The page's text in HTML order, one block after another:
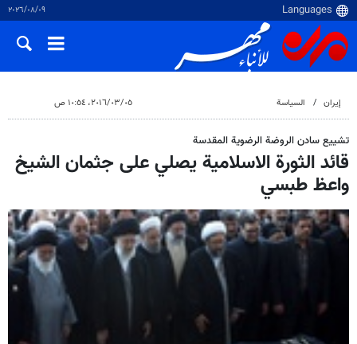
٠٩‏/٠٨‏/٢٠٢٦
إيران السياسة ٠٥‏/٠٣‏/٢٠١٦، ١٠:٥٤ ص
تشييع سادن الروضة الرضوية المقدسة
قائد الثورة الاسلامية يصلي على جثمان الشيخ
واعظ طبسي